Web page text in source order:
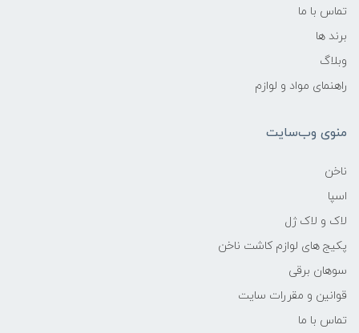
تماس با ما
برند ها
وبلاگ
راهنمای مواد و لوازم
منوی وب‌سایت
ناخن
اسپا
لاک و لاک ژل
پکیج های لوازم کاشت ناخن
سوهان برقی
قوانین و مقررات سایت
تماس با ما